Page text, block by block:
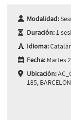
Modalidad:
Duración: 1
Idioma:
Fecha: Martes
Ubicación:
185,